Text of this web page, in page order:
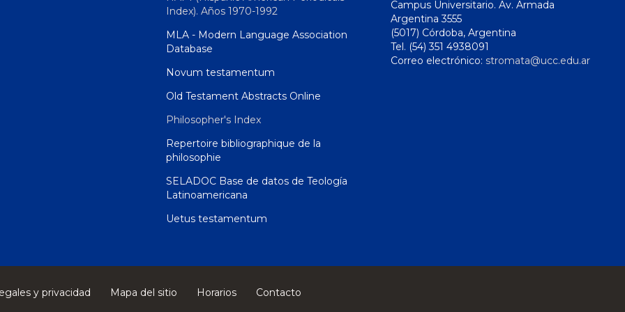
Index). Años 1970-1992
MLA - Modern Language Association
Database
Novum testamentum
Old Testament Abstracts Online
Philosopher's Index
Repertoire bibliographique de la
philosophie
SELADOC Base de datos de Teología
Latinoamericana
Uetus testamentum
Campus Universitario. Av. Armada
Argentina 3555
(5017) Córdoba, Argentina
Tel. (54) 351 4938091
Correo electrónico: stromata@ucc.edu.ar
y privacidad Mapa del sitio Horarios
Contacto